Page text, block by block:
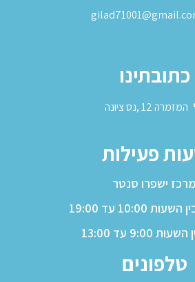
כתובתינו
המזמרה 12 ,נס ציונה
פעילות
מרכז ישפרו סנטר
10:00 עד 19:00
9:00 עד 13:00
טלפונים